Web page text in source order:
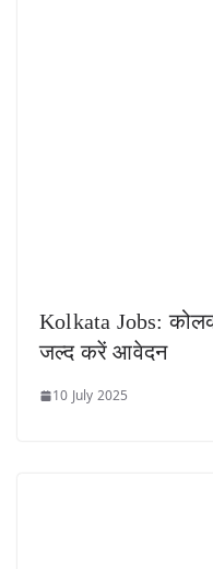
Kolkata Jobs:
जल्द करें आवेदन
10 July 2025